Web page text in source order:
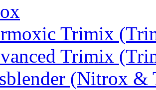
Trimix
Trimix
(Nitrox